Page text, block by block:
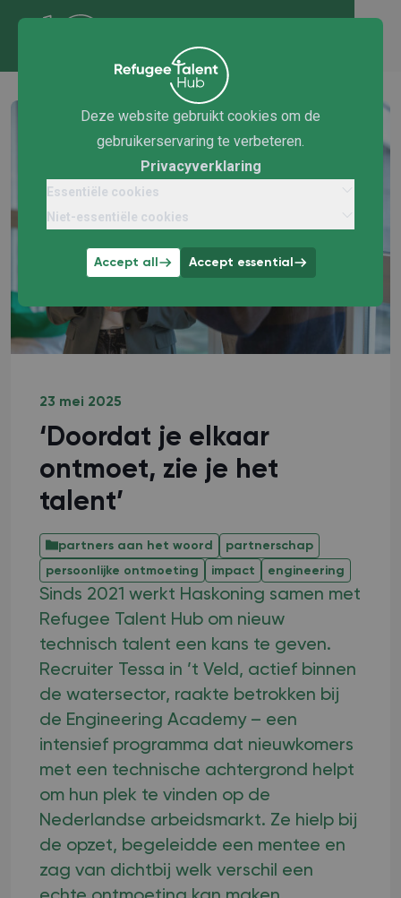
Deze website gebruikt cookies om de
gebruikerservaring te verbeteren.
Privacyverklaring
Essentiële cookies
Niet-essentiële cookies
Accept all Accept essential
23 mei 2025
‘Doordat je elkaar
ontmoet, zie je het
talent’
partners aan het woord
partnerschap
persoonlijke ontmoeting
impact engineering
Sinds 2021 werkt Haskoning samen met
Refugee Talent Hub om nieuw
technisch talent een kans te geven.
Recruiter Tessa in ’t Veld, actief binnen
de watersector, raakte betrokken bij
de Engineering Academy – een
intensief programma dat nieuwkomers
met een technische achtergrond helpt
om hun plek te vinden op de
Nederlandse arbeidsmarkt. Ze hielp bij
de opzet, begeleidde een mentee en
zag van dichtbij welk verschil een